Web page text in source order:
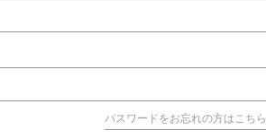
パスワードをお忘れの方はこちら